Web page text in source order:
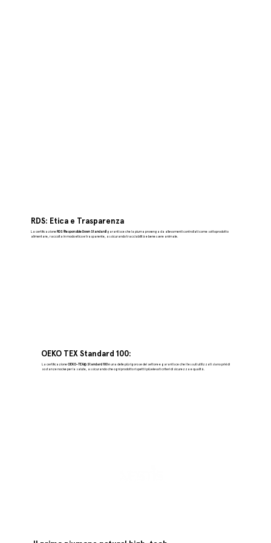
RDS: Etica e Trasparenza
La certificazioneRDS (Responsible Down Standard) garantisce che la piuma provenga da allevamenti controllati come sottoprodotto
alimentare, raccolta in modo etico e trasparente, assicurando tracciabilità e benessere animale.
OEKO TEX Standard 100:
La certificazioneOEKO-TEX® Standard 100è una delle più rigorose del settore e garantisce che i tessuti utilizzati siano privi di
sostanze nocive per la salute, assicurando che ogni prodotto rispetti i più elevati criteri di sicurezza e qualità.